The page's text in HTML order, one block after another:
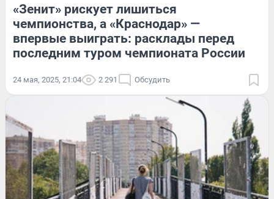
«Зенит» рискует лишиться
чемпионства, а «Краснодар» —
впервые выиграть: расклады перед
последним туром чемпионата России
24 мая, 2025, 21:04 2 291 Обсудить